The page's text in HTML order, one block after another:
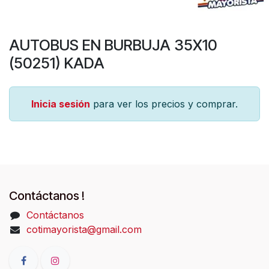
AUTOBUS EN BURBUJA 35X10
(50251) KADA
Inicia sesión para ver los precios y comprar.
Contáctanos !
Contáctanos
cotimayorista@gmail.com